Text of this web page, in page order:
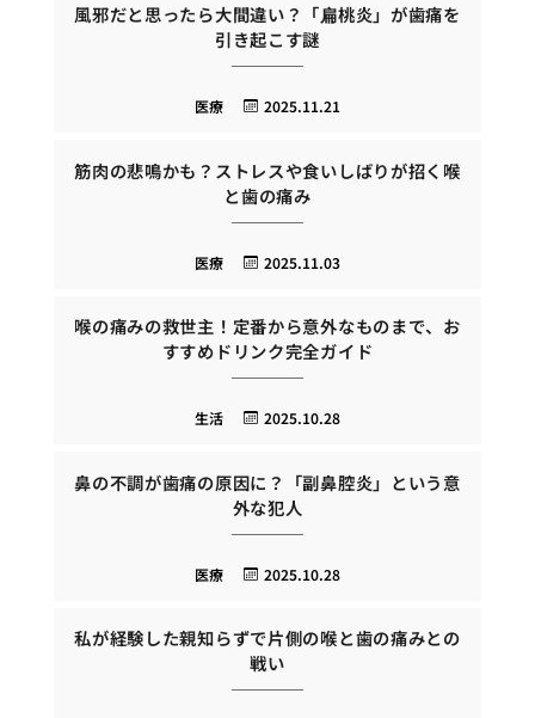
風邪だと思ったら大間違い？「扁桃炎」が歯痛を
引き起こす謎
2025.11.21
医療
筋肉の悲鳴かも？ストレスや食いしばりが招く喉
と歯の痛み
2025.11.03
医療
喉の痛みの救世主！定番から意外なものまで、お
すすめドリンク完全ガイド
2025.10.28
生活
鼻の不調が歯痛の原因に？「副鼻腔炎」という意
外な犯人
2025.10.28
医療
私が経験した親知らずで片側の喉と歯の痛みとの
戦い